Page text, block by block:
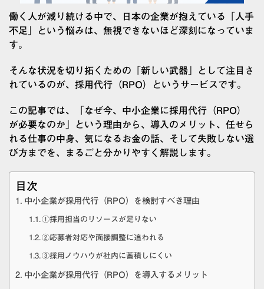
働く人が減り続ける中で、日本の企業が抱えている「人手
不足」という悩みは、無視できないほど深刻になっていま
す。
そんな状況を切り拓くための「新しい武器」として注目さ
れているのが、採用代行（RPO）というサービスです。
この記事では、「なぜ今、中小企業に採用代行（RPO）
が必要なのか」という理由から、導入のメリット、任せら
れる仕事の中身、気になるお金の話、そして失敗しない選
び方までを、まるごと分かりやすく解説します。
目次
中小企業が採用代行（RPO）を検討すべき理由
①採用担当のリソースが足りない
②応募者対応や面接調整に追われる
③採用ノウハウが社内に蓄積しにくい
中小企業が採用代行（RPO）を導入するメリット